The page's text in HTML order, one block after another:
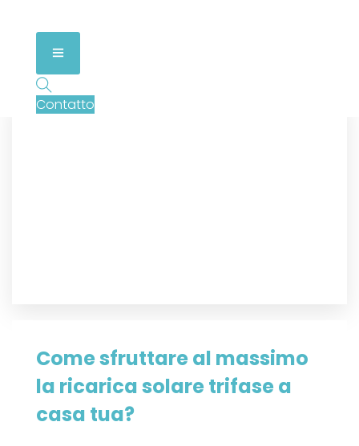
Contatto
Come sfruttare al massimo
la ricarica solare trifase a
casa tua?